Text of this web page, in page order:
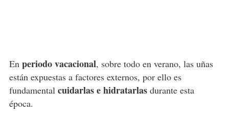
En periodo vacacional, sobre todo en verano, las uñas
están expuestas a factores externos, por ello es
fundamental cuidarlas e hidratarlasdurante esta
época.